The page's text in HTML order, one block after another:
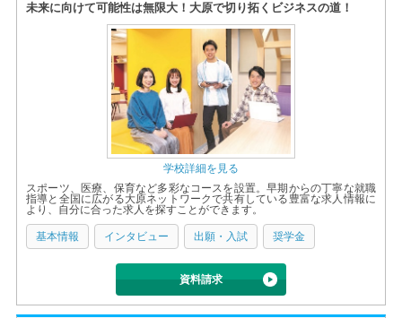
未来に向けて可能性は無限大！大原で切り拓くビジネスの道！
学校詳細を見る
スポーツ、医療、保育など多彩なコースを設置。早期からの丁寧な就職
指導と全国に広がる大原ネットワークで共有している豊富な求人情報に
より、自分に合った求人を探すことができます。
基本情報 インタビュー 出願・入試 奨学金
資料請求